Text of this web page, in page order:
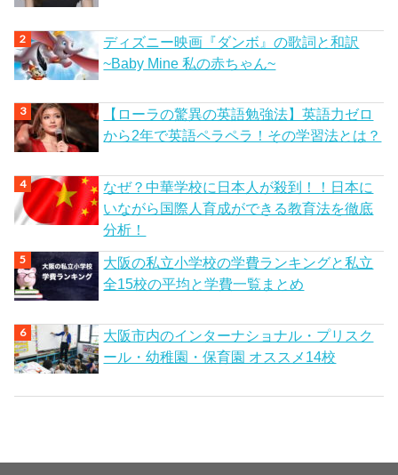
ディズニー映画『ダンボ』の歌詞と和訳
~Baby Mine 私の赤ちゃん~
【ローラの驚異の英語勉強法】英語力ゼロ
から2年で英語ペラペラ！その学習法とは？
なぜ？中華学校に日本人が殺到！！日本に
いながら国際人育成ができる教育法を徹底
分析！
大阪の私立小学校の学費ランキングと私立
全15校の平均と学費一覧まとめ
大阪市内のインターナショナル・プリスク
ール・幼稚園・保育園 オススメ14校